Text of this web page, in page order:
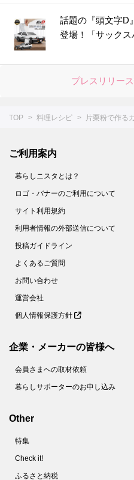
話題の『頭文字D
登場！「サックス
プレスリリー
TOP 料理レシピ 片栗粉で作る
ご利用案内
暮らしニスタとは？
ロゴ・バナーのご利用について
サイト利用規約
利用者情報の外部送信について
投稿ガイドライン
よくあるご質問
お問い合わせ
運営会社
個人情報保護方針
企業・メーカーの皆様へ
会員さまへの取材依頼
暮らしサポーターのお申し込み
Other
特集
Check it!
ふるさと納税